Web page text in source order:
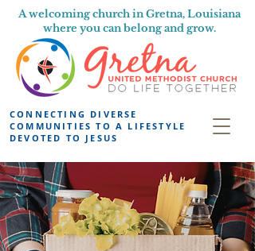
A welcoming church in Gretna, Louisiana
where you can belong and grow.
CONNECTING DIVERSE
COMMUNITIES TO A LIFESTYLE
DEVOTED TO JESUS